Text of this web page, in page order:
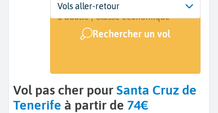
Départ
De...
Dates
Dates de votre voyage
Voyageurs | Classe
1 adulte | Classe économique
Rechercher un vol
Vols aller-retour
Vol pas cher pourSanta Cruz de
Tenerife à partir de 74€